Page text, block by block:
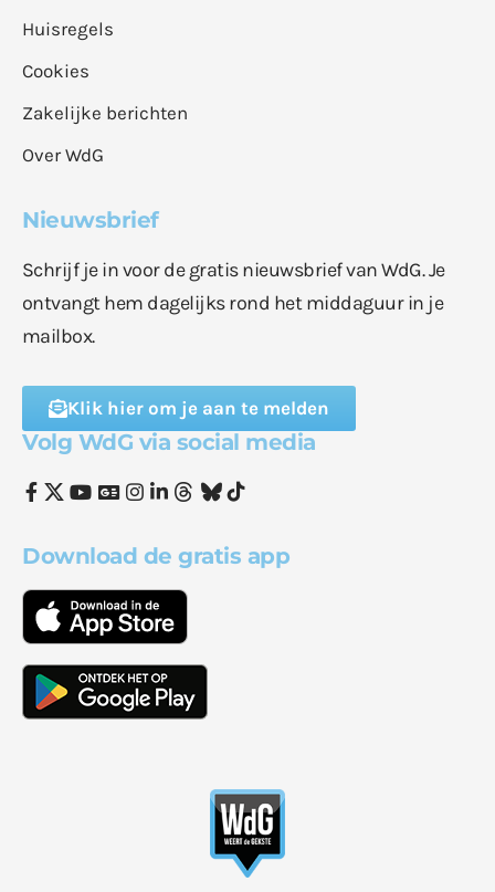
Huisregels
Cookies
Zakelijke berichten
Over WdG
Nieuwsbrief
Schrijf je in voor de gratis nieuwsbrief van WdG. Je
ontvangt hem dagelijks rond het middaguur in je
mailbox.
Klik hier om je aan te melden
Volg WdG via social media
Download de gratis app